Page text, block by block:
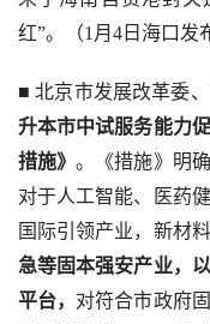
红”。（1月4日海口发
■ 北京市发展改革委
升本市中试服务能力
措施》。《措施》明
对于人工智能、医药
国际引领产业，新材
急等固本强安产业，
平台， 对符合市政府